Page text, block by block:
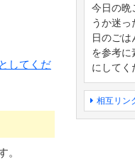
してくだ
。
今日の晩
うか迷っ
日のごは
を参考に
にしてく
相互リン